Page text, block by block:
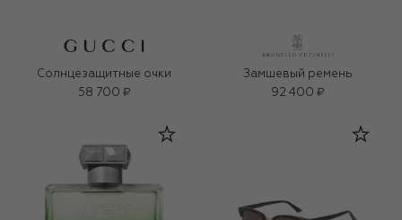
Солнцезащитные очки
58 700 ₽
Замшевый ремень
92 400 ₽